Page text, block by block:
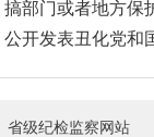
部门或者地方保
开发表丑化党和
省级纪检监察网站